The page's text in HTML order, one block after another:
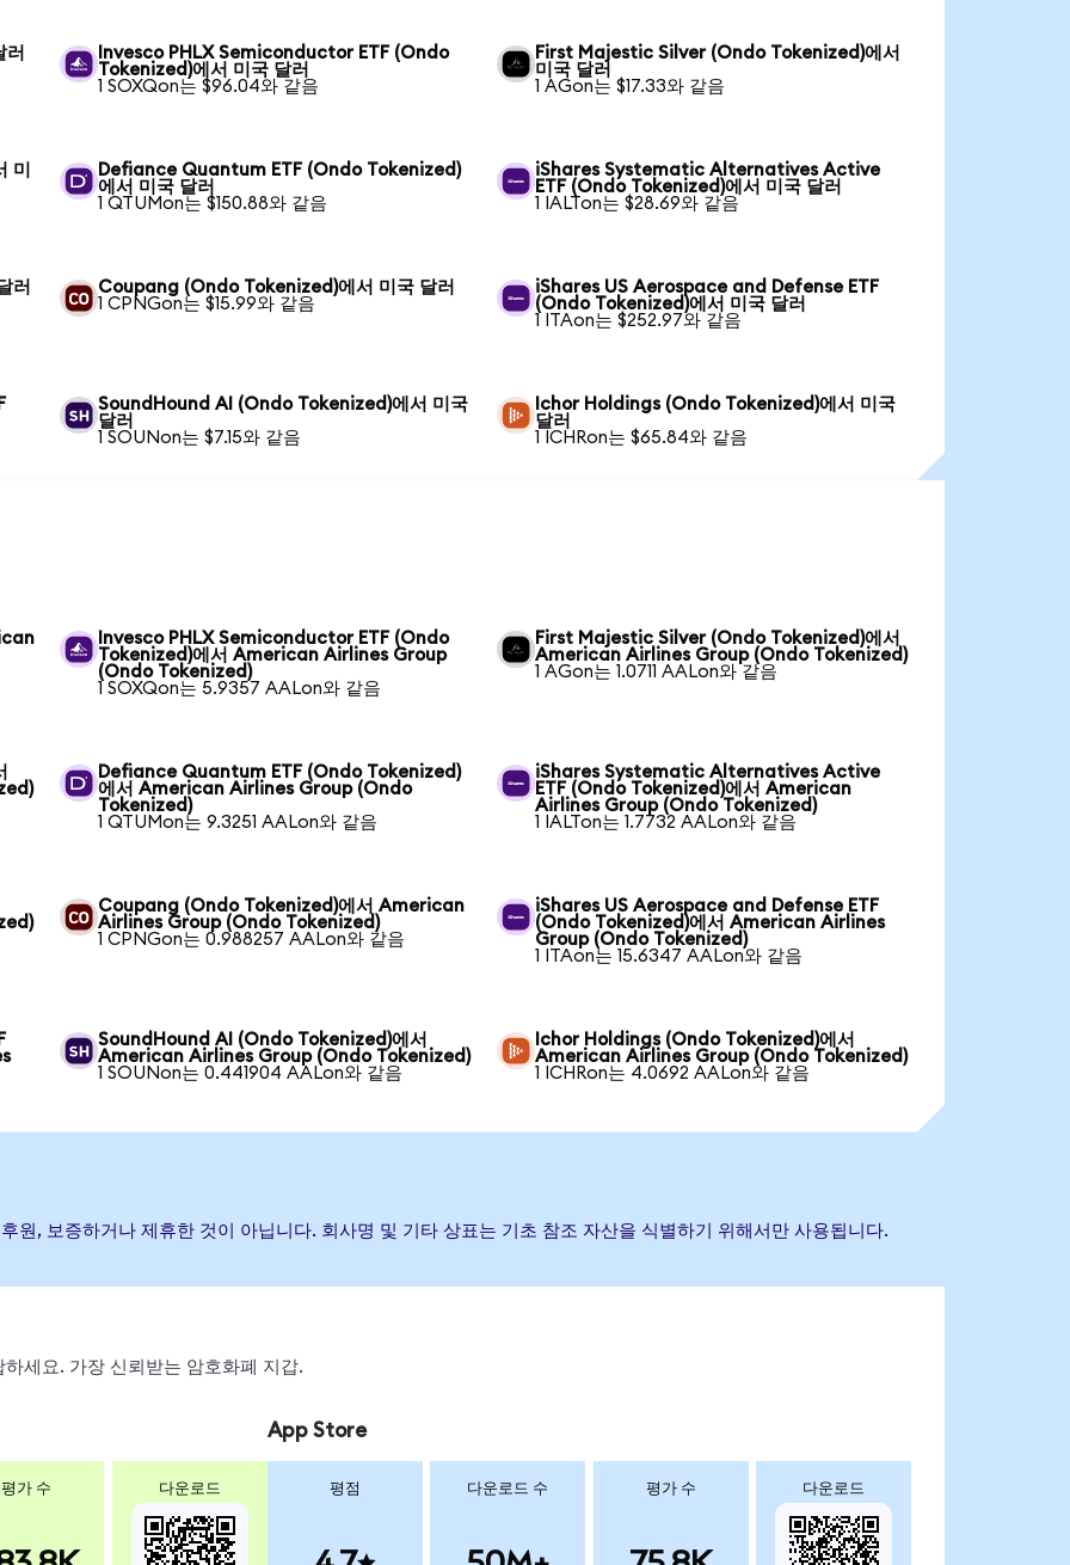
러
Invesco PHLX Semiconductor ETF (Ondo
Tokenized)에서 미국 달러
1 SOXQon는 $96.04와 같음
First Majestic Silver (Ondo Tokenized)에서
미국 달러
1 AGon는 $17.33와 같음
미
Defiance Quantum ETF (Ondo Tokenized)
에서 미국 달러
1 QTUMon는 $150.88와 같음
iShares Systematic Alternatives Active
ETF (Ondo Tokenized)에서 미국 달러
1 IALTon는 $28.69와 같음
러
Coupang (Ondo Tokenized)에서 미국 달러
1 CPNGon는 $15.99와 같음
iShares US Aerospace and Defense ETF
(Ondo Tokenized)에서 미국 달러
1 ITAon는 $252.97와 같음
SoundHound AI (Ondo Tokenized)에서 미국
달러
1 SOUNon는 $7.15와 같음
Ichor Holdings (Ondo Tokenized)에서 미국
달러
1 ICHRon는 $65.84와 같음
Invesco PHLX Semiconductor ETF (Ondo
Tokenized)에서 American Airlines Group
(Ondo Tokenized)
1 SOXQon는 5.9357 AALon와 같음
First Majestic Silver (Ondo Tokenized)에서
American Airlines Group (Ondo Tokenized)
1 AGon는 1.0711 AALon와 같음
Defiance Quantum ETF (Ondo Tokenized)
에서 American Airlines Group (Ondo
Tokenized)
1 QTUMon는 9.3251 AALon와 같음
iShares Systematic Alternatives Active
ETF (Ondo Tokenized)에서 American
Airlines Group (Ondo Tokenized)
1 IALTon는 1.7732 AALon와 같음
Coupang (Ondo Tokenized)에서 American
Airlines Group (Ondo Tokenized)
1 CPNGon는 0.988257 AALon와 같음
iShares US Aerospace and Defense ETF
(Ondo Tokenized)에서 American Airlines
Group (Ondo Tokenized)
1 ITAon는 15.6347 AALon와 같음
SoundHound AI (Ondo Tokenized)에서
American Airlines Group (Ondo Tokenized)
1 SOUNon는 0.441904 AALon와 같음
Ichor Holdings (Ondo Tokenized)에서
American Airlines Group (Ondo Tokenized)
1 ICHRon는 4.0692 AALon와 같음
원, 보증하거나 제휴한 것이 아닙니다. 회사명 및 기타 상표는 기초 참조 자산을 식별하기 위해서만 사용됩니다.
세요. 가장 신뢰받는 암호화폐 지갑.
평가 수 다운로드
App Store
평점 다운로드 수 평가 수 다운로드